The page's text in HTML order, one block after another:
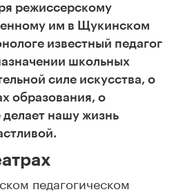
режиссерскому
им в Щукинском
известный педагог
школьных
силе искусства, о
образования, о
делает нашу жизнь
педагогическом